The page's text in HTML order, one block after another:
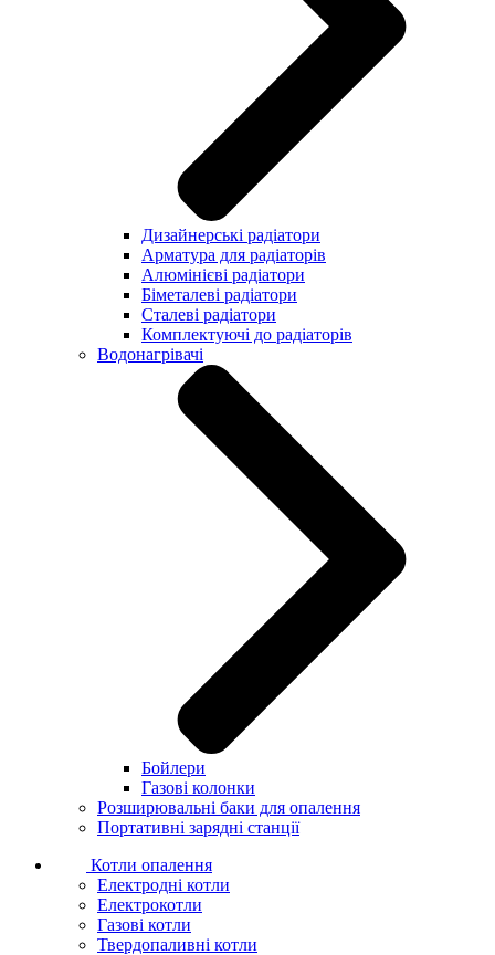
Дизайнерські радіатори
Арматура для радіаторів
Алюмінієві радіатори
Біметалеві радіатори
Сталеві радіатори
Комплектуючі до радіаторів
Водонагрівачі
Бойлери
Газові колонки
Розширювальні баки для опалення
Портативні зарядні станції
Котли опалення
Електродні котли
Електрокотли
Газові котли
Твердопаливні котли